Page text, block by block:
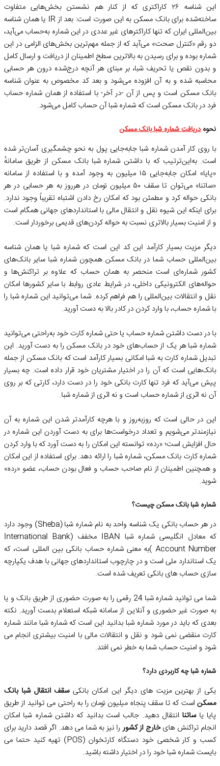
این شناسه ۲۶ کاراکتری که از کنار هم نشستن بخش‌هایی متفاوت
ساخته‌شده برای بانک مسکن به این صورت است: بعد از IR یا همان شناسه
بین‌المللی ایران که تنها کاراکترهای غیر عددی در این شماره به‌حساب می‌آید،
دو رقم «کنترل صحت» می‌آید که از جمله مهم‌ترین بخش‌های الزامی در این
شماره بوده و برای رسیدن به بالاترین سطح اطمینان از دریافت و ارسال کامل
و بدون نقص یا تحریف شبا، بر مبنای هر آنچه‌ درج‌شده درون هر حسابی
محاسبه شده و به آن افزوده می‌شود و بعد کد مخصوص به عنوان شناسه
بانک مسکن است و پس‌ از آن -در آخر- با استفاده از همان شماره حساب
فرد در بانک مسکن است که شماره شبا آن حساب کامل می‌شود.
نحوه دریافت شماره شبا بانک مسکن
با روی کار آمدن شماره شبا جابه‌جایی پول به نحو چشمگیری آسان‌تر شده
است. به‌این‌ترتیب که با داشتن شماره شبا بانک مسکن از طریق سامانهٔ
«پایا» امکان جابه‌جایی ۱۵ میلیون به وجود آمده و با استفاده از سامانه
«ساتنا» می‌توان تا سقف ۵۰ میلیون تومان در هرروز به هر حسابی در هر
بانکی حواله کرد و مطمئن بود که امکان رخ دادن اشتباه تقریباً وجود ندارد.
برای اینکه این شیوه نقل و انتقال مالی با استانداردهای جهانی همگام است
و از امنیت بسیار بالاتری نسبت به حواله کردن‌های قدیمی برخوردار است.
دیگر مزیت بسیار کارآمد این کد این است که شماره شبا یا همان شناسه
بین‌المللی حساب شما در بانک مسکن همچون شماره شبا سایر بانک‌های
کشور شماره‌ای است منحصر به همان حساب که علاوه بر تراکنش‌ها و
حواله‌های الکترونیکی داخلی، در شرایط عادی روابط با سایر کشورها امکان
نقل و انتقالات بین‌المللی را هم فراهم کرده. شما می‌توانید این شماره شبا را
با شماره حساب، با وارد کردن در کادر بالا به دست آورید.
با در دست داشتن شماره حساب یا حتی شماره کارت خود به‌راحتی می‌توانید
شماره شبا هر یک از حساب‌های خود در بانک مسکن را به دست آورید. این
تبدیل شماره کارت به شبا امکانی بسیار کارآمد است که بانک مسکن از جمله
بانک‌هایی است که آن را در اختیار مشتریان خود قرار داده است. چه بسیار
پیش‌ می‌آید که فرد تنها کارت بانکی خود را در دست دارد، کارتی که بر روی
آن نه اثری از شماره حساب است و نه اثری از شماره شبا.
این در حالی است که روزبه‌روز و با هرچه کارآمدتر شدن این شماره به آن
نیازمندتر می‌شویم و تعداد درخواست‌ها برای به دست آوردن این شماره در
حال افزایش است؛ «رده» توانسته این امکان را به دست آورد که با وارد کردن
شماره کارت بانک مسکن، شماره شبا را ارائه دهد. برای استفاده از این امکان
و همچنین اطمینان از نام صاحب حساب و فعال بودن حساب، عضو «رده»
شوید.
شماره شبا بانک مسکن چیست؟
در هر حساب بانکی یک شناسه واحد به نام شماره شبا (Sheba) وجود دارد
که معادل انگلیسی شماره شبا IBAN مخفف (International Bank
Account Number )به معنی شماره حساب بانکی بین المللی است، که
یک استاندارد ملی است و در چارچوب استانداردهای جهانی با هدف یکپارچه
سازی حساب های بانکی تعریف شده است.
شما می توانید شماره شبا 24 رقمی را به صورت حضوری از طریق بانک و یا
به صورت غیر حضوری و آنلاین از سامانه شبکه استعلام بدست آورید. نکته
بعدی که باید در مورد شماره شبا بدانید این است که شماره شبا مانند شماره
کارت منقضی نمی شود و نقل و انتقالات مالی با امنیت بیشتری انجام می
شود و امنیت حساب شما به خطر نمی افتد.
شماره شبا چه کاربردی دارد؟
یکی از بهترین مزیت های دیگر این امکان بانکیسقف انتقال شبا بانک
مسکن است که تا سقف پنجاه میلیون تومان را به راحتی می توانید از طریق
پایا یاساتناانتقال دهید. جالب است بدانید که داشتن شماره شبا امکان
انجام تراکنش هایخارج از کشور را نیز به شما می دهد. اگر قصد دارید برای
کسب و کار شخصی خود دستگاه کارتخوان (POS) تهیه کنید حتما می
بایست شماره شبا خود را در اختیار داشته باشید.